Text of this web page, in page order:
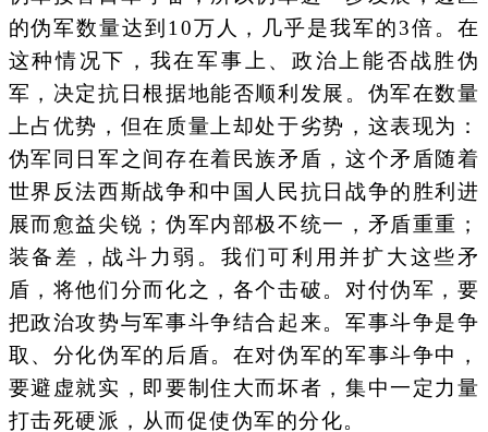
的伪军数量达到10万人，几乎是我军的3倍。在
这种情况下，我在军事上、政治上能否战胜伪
军，决定抗日根据地能否顺利发展。伪军在数量
上占优势，但在质量上却处于劣势，这表现为：
伪军同日军之间存在着民族矛盾，这个矛盾随着
世界反法西斯战争和中国人民抗日战争的胜利进
展而愈益尖锐；伪军内部极不统一，矛盾重重；
装备差，战斗力弱。我们可利用并扩大这些矛
盾，将他们分而化之，各个击破。对付伪军，要
把政治攻势与军事斗争结合起来。军事斗争是争
取、分化伪军的后盾。在对伪军的军事斗争中，
要避虚就实，即要制住大而坏者，集中一定力量
打击死硬派，从而促使伪军的分化。